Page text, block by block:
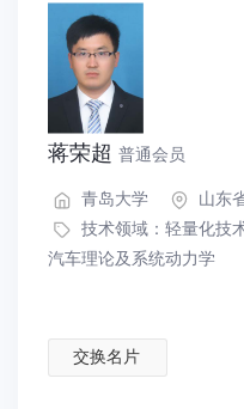
蒋荣超 普通会员
青岛大学
山东
技术领域： 轻量化技
汽车理论及系统动力学
交换名片